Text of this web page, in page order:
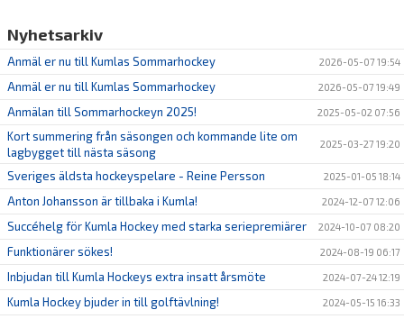
Nyhetsarkiv
Anmäl er nu till Kumlas Sommarhockey 2026-05-07 19:54
Anmäl er nu till Kumlas Sommarhockey 2026-05-07 19:49
Anmälan till Sommarhockeyn 2025! 2025-05-02 07:56
Kort summering från säsongen och kommande lite om
lagbygget till nästa säsong
2025-03-27 19:20
Sveriges äldsta hockeyspelare - Reine Persson 2025-01-05 18:14
Anton Johansson är tillbaka i Kumla! 2024-12-07 12:06
Succéhelg för Kumla Hockey med starka seriepremiärer 2024-10-07 08:20
Funktionärer sökes! 2024-08-19 06:17
Inbjudan till Kumla Hockeys extra insatt årsmöte 2024-07-24 12:19
Kumla Hockey bjuder in till golftävlning! 2024-05-15 16:33